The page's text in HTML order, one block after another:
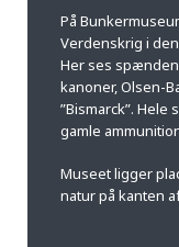
På
Verdenskrig i
Her ses
kanoner, Olsen-
”Bismarck”.
gamle
Museet ligger
natur på kanten